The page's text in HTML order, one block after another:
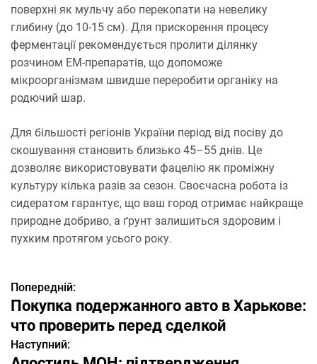
поверхні як мульчу або перекопати на невелику
глибину (до 10-15 см). Для прискорення процесу
ферментації рекомендується пролити ділянку
розчином ЕМ-препаратів, що допоможе
мікроорганізмам швидше переробити органіку на
родючий шар.
Для більшості регіонів України період від посіву до
скошування становить близько 45–55 днів. Це
дозволяє використовувати фацелію як проміжну
культуру кілька разів за сезон. Своєчасна робота із
сидератом гарантує, що ваш город отримає найкраще
природне добриво, а ґрунт залишиться здоровим і
пухким протягом усього року.
Н
а
в
Попередній:
Покупка подержанного авто в Харькове:
что проверить перед сделкой
Наступний: